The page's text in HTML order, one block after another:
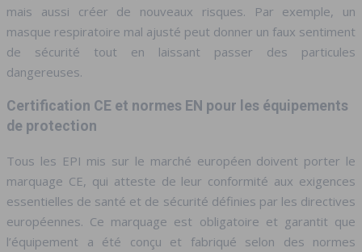
mais aussi créer de nouveaux risques. Par exemple, un
masque respiratoire mal ajusté peut donner un faux sentiment
de sécurité tout en laissant passer des particules
dangereuses.
Certification CE et normes EN pour les équipements
de protection
Tous les EPI mis sur le marché européen doivent porter le
marquage CE, qui atteste de leur conformité aux exigences
essentielles de santé et de sécurité définies par les directives
européennes. Ce marquage est obligatoire et garantit que
l’équipement a été conçu et fabriqué selon des normes